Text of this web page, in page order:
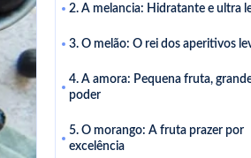
2. A melancia: Hidratante e ultra
3. O melão: O rei dos aperitivos
4. A amora: Pequena fruta,
poder
5. O morango: A fruta prazer por
excelência